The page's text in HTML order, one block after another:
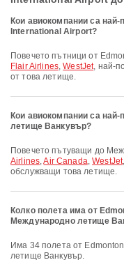
Кои авиокомпании са
International Airport?
Повечето пътници от
Flair Airlines,WestJet, най-
от това летище.
Кои авиокомпании са
летище Ванкувър?
Повечето пътуващи до
Airlines,Air Canada,WestJet
обслужващи това летище.
Колко полета има от
Международно летище
Има 34 полета от Edmonton International Airport до Международно
летище Ванкувър.